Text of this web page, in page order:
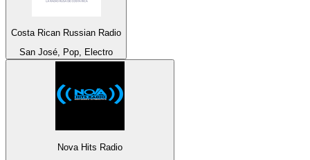
Costa Rican Russian Radio
San José, Pop, Electro
Nova Hits Radio